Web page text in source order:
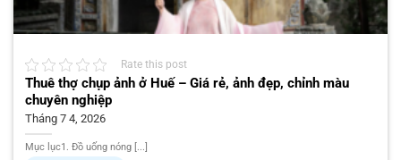
Rate this post
Thuê thợ chụp ảnh ở Huế – Giá rẻ, ảnh đẹp, chỉnh màu
chuyên nghiệp
Tháng 7 4, 2026
Mục lục1. Đồ uống nóng [...]